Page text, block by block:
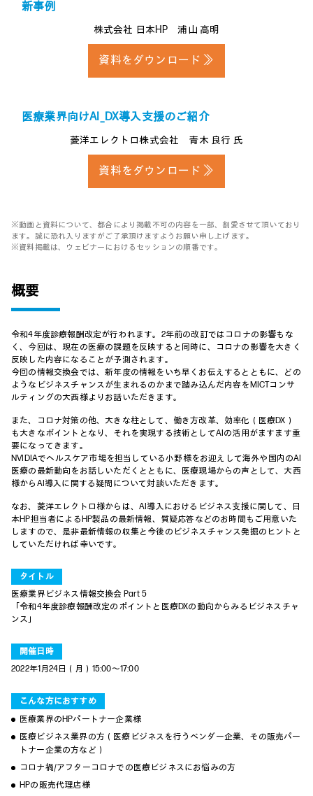
新事例
株式会社 日本HP 浦山 高明
資料をダウンロード ≫
医療業界向けAI_DX導入支援のご紹介
菱洋エレクトロ株式会社 青木 良行 氏
資料をダウンロード ≫
※動画と資料について、都合により掲載不可の内容を一部、割愛させて頂いており
ます。誠に恐れ入りますがご了承頂けますようお願い申し上げます。
※資料掲載は、ウェビナーにおけるセッションの順番です。
概要
令和4年度診療報酬改定が行われます。2年前の改訂ではコロナの影響もな
く、今回は、現在の医療の課題を反映すると同時に、コロナの影響を大きく
反映した内容になることが予測されます。
今回の情報交換会では、新年度の情報をいち早くお伝えするとともに、どの
ようなビジネスチャンスが生まれるのかまで踏み込んだ内容をMICTコンサ
ルティングの大西様よりお話いただきます。
また、コロナ対策の他、大きな柱として、働き方改革、効率化（医療DX）
も大きなポイントとなり、それを実現する技術としてAIの活用がますます重
要になってきます。
NVIDIAでヘルスケア市場を担当している小野様をお迎えして海外や国内のAI
医療の最新動向をお話しいただくとともに、医療現場からの声として、大西
様からAI導入に関する疑問について対談いただきます。
なお、菱洋エレクトロ様からは、AI導入におけるビジネス支援に関して、日
本HP担当者によるHP製品の最新情報、質疑応答などのお時間もご用意いた
しますので、是非最新情報の収集と今後のビジネスチャンス発掘のヒントと
していただければ幸いです。
タイトル
医療業界ビジネス情報交換会 Part 5
「令和4年度診療報酬改定のポイントと医療DXの動向からみるビジネスチャ
ンス」
開催日時
2022年1月24日（月）15:00～17:00
こんな方におすすめ
医療業界のHPパートナー企業様
医療ビジネス業界の方（医療ビジネスを行うベンダー企業、その販売パー
トナー企業の方など）
コロナ禍/アフターコロナでの医療ビジネスにお悩みの方
HPの販売代理店様